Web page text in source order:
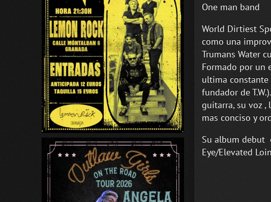
One man band
World Dirtiest
como una
Trumans Water
Formado por un
ultima
fundador de
guitarra, su voz
mas conciso y
Su album debut
Eye/Elevated